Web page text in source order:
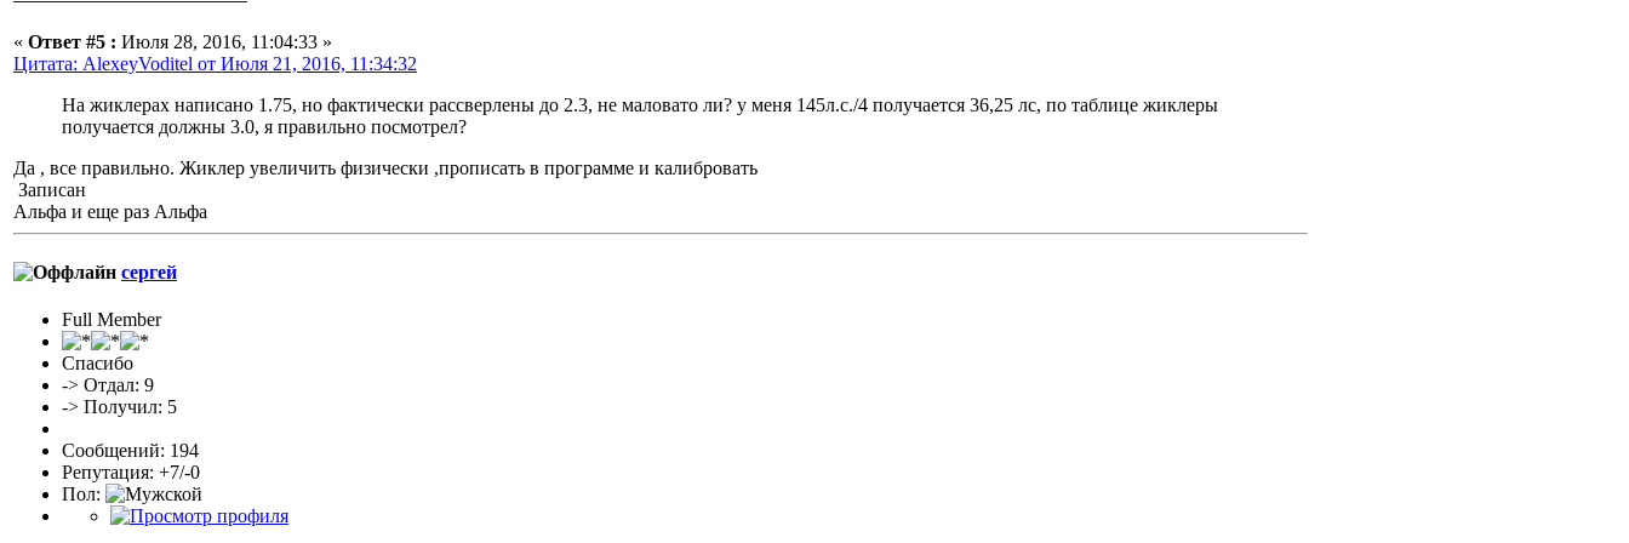
« Ответ #5 : Июля 28, 2016, 11:04:33 »
Цитата: AlexeyVoditel от Июля 21, 2016, 11:34:32
На жиклерах написано 1.75, но фактически рассверлены до 2.3, не маловато ли? у меня 145л.с./4 получается 36,25 лс, по таблице жиклеры
получается должны 3.0, я правильно посмотрел?
Да , все правильно. Жиклер увеличить физически ,прописать в программе и калибровать
Записан
Альфа и еще раз Альфа
сергей
Full Member
Спасибо
-> Отдал: 9
-> Получил: 5
Сообщений: 194
Репутация: +7/-0
Пол: